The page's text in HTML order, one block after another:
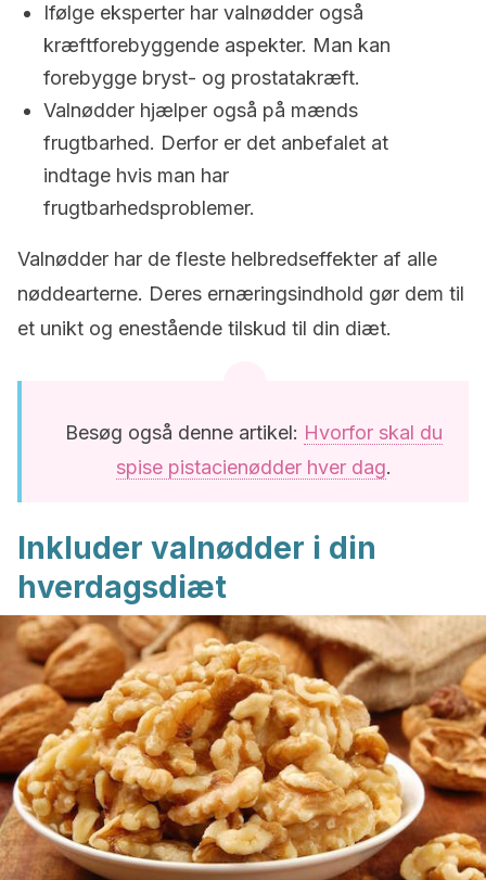
Ifølge eksperter har valnødder også
kræftforebyggende aspekter. Man kan
forebygge bryst- og prostatakræft.
Valnødder hjælper også på mænds
frugtbarhed. Derfor er det anbefalet at
indtage hvis man har
frugtbarhedsproblemer.
Valnødder har de fleste helbredseffekter af alle
nøddearterne. Deres ernæringsindhold gør dem til
et unikt og enestående tilskud til din diæt.
Besøg også denne artikel: Hvorfor skal du
spise pistacienødder hver dag.
Inkluder valnødder i din
hverdagsdiæt